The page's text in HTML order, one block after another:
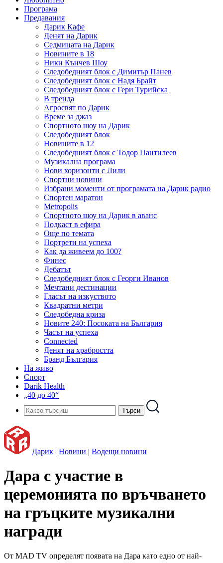
Програма
Предавания
Дарик Кафе
Денят на Дарик
Седмицата на Дарик
Новините в 18
Ники Кънчев Шоу
Следобедният блок с Димитър Панев
Следобедният блок с Надя Брайт
Следобедният блок с Гери Турийска
В тренда
Агросвят по Дарик
Време за джаз
Спортното шоу на Дарик
Следобедният блок
Новините в 12
Следобедният блок с Тодор Пантилеев
Музикална програма
Нови хоризонти с Лили
Спортни новини
Избрани моменти от програмата на Дарик радио
Спортен маратон
Metropolis
Спортното шоу на Дарик в аванс
Подкаст в ефира
Още по темата
Портрети на успеха
Как да живеем до 100?
Финес
Дебатът
Следобедният блок с Георги Иванов
Мечтани дестинации
Гласът на изкуството
Квадратни метри
Следобедна криза
Новите 240: Посоката на България
Часът на успеха
Connected
Денят на храбростта
Бранд България
На живо
Спорт
Darik Health
„40 до 40“
Дарик | Новини | Водещи новини
Дара с участие в
церемонията по връчването
на гръцките музикални
награди
От MAD TV определят появата на Дара като едно от най-